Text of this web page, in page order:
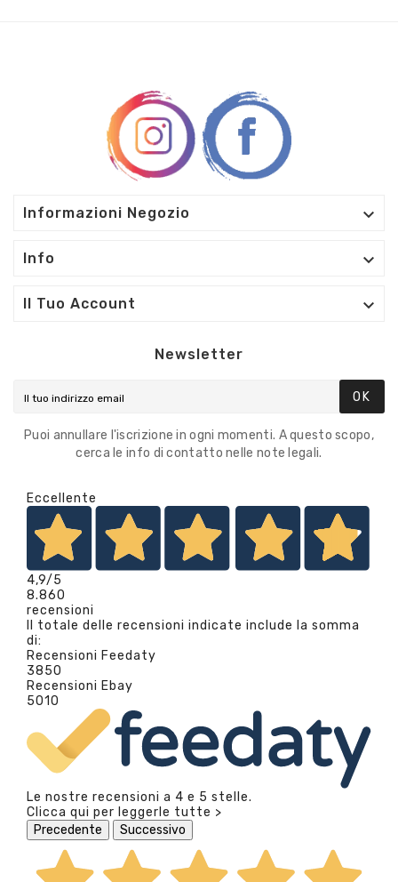
Informazioni Negozio 
Info 
Il Tuo Account 
Newsletter
OK
Puoi annullare l'iscrizione in ogni momenti. A questo scopo,
cerca le info di contatto nelle note legali.
Eccellente
4,9/5
8.860
recensioni
Il totale delle recensioni indicate include la somma
di:
Recensioni Feedaty
3850
Recensioni Ebay
5010
Le nostre recensioni a 4 e 5 stelle.
Clicca qui per leggerle tutte >
Precedente
Successivo